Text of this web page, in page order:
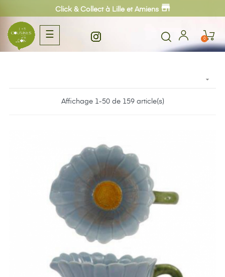
Click & Collect à Lille et Amiens
Basculer
la
navigation
☰ 0

Affichage 1-50 de 159 article(s)